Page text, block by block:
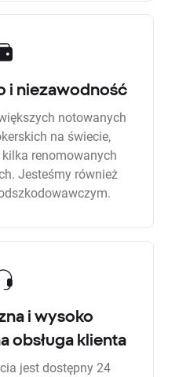
i niezawodność
notowanych
na świecie,
renomowanych
Jesteśmy również
i wysoko
obsługa klienta
jest dostępny 24